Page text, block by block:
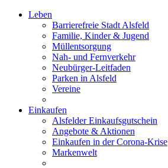
Leben
Barrierefreie Stadt Alsfeld
Familie, Kinder & Jugend
Müllentsorgung
Nah- und Fernverkehr
Neubürger-Leitfaden
Parken in Alsfeld
Vereine
Einkaufen
Alsfelder Einkaufsgutschein
Angebote & Aktionen
Einkaufen in der Corona-Krise
Markenwelt